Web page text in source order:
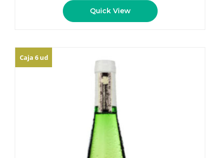
Quick View
Caja 6 ud